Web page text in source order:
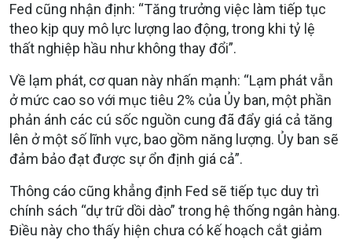
Fed cũng nhận định: “Tăng trưởng việc làm tiếp tục
theo kịp quy mô lực lượng lao động, trong khi tỷ lệ
thất nghiệp hầu như không thay đổi”.
Về lạm phát, cơ quan này nhấn mạnh: “Lạm phát vẫn
ở mức cao so với mục tiêu 2% của Ủy ban, một phần
phản ánh các cú sốc nguồn cung đã đẩy giá cả tăng
lên ở một số lĩnh vực, bao gồm năng lượng. Ủy ban sẽ
đảm bảo đạt được sự ổn định giá cả”.
Thông cáo cũng khẳng định Fed sẽ tiếp tục duy trì
chính sách “dự trữ dồi dào” trong hệ thống ngân hàng.
Điều này cho thấy hiện chưa có kế hoạch cắt giảm